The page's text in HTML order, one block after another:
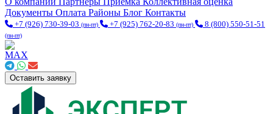
Документы Оплата Районы Блог Контакты
+7 (926) 730-39-03 (пн-пт) +7 (925) 762-20-83 (пн-пт) 8 (800) 550-51-51
(пн-пт)
Оставить заявку